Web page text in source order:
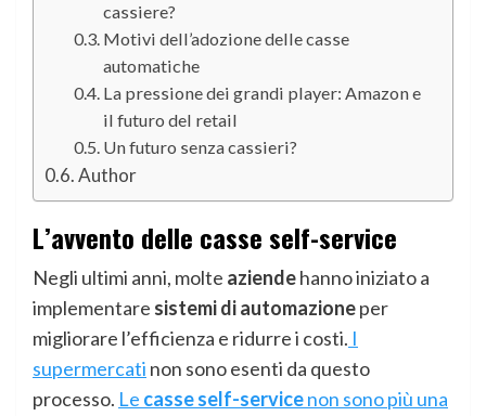
cassiere?
Motivi dell’adozione delle casse
automatiche
La pressione dei grandi player: Amazon e
il futuro del retail
Un futuro senza cassieri?
Author
L’avvento delle casse self-service
Negli ultimi anni, molte aziendehanno iniziato a
implementare sistemi di automazioneper
migliorare l’efficienza e ridurre i costi. I
supermercati non sono esenti da questo
processo. Le casse self-servicenon sono più una